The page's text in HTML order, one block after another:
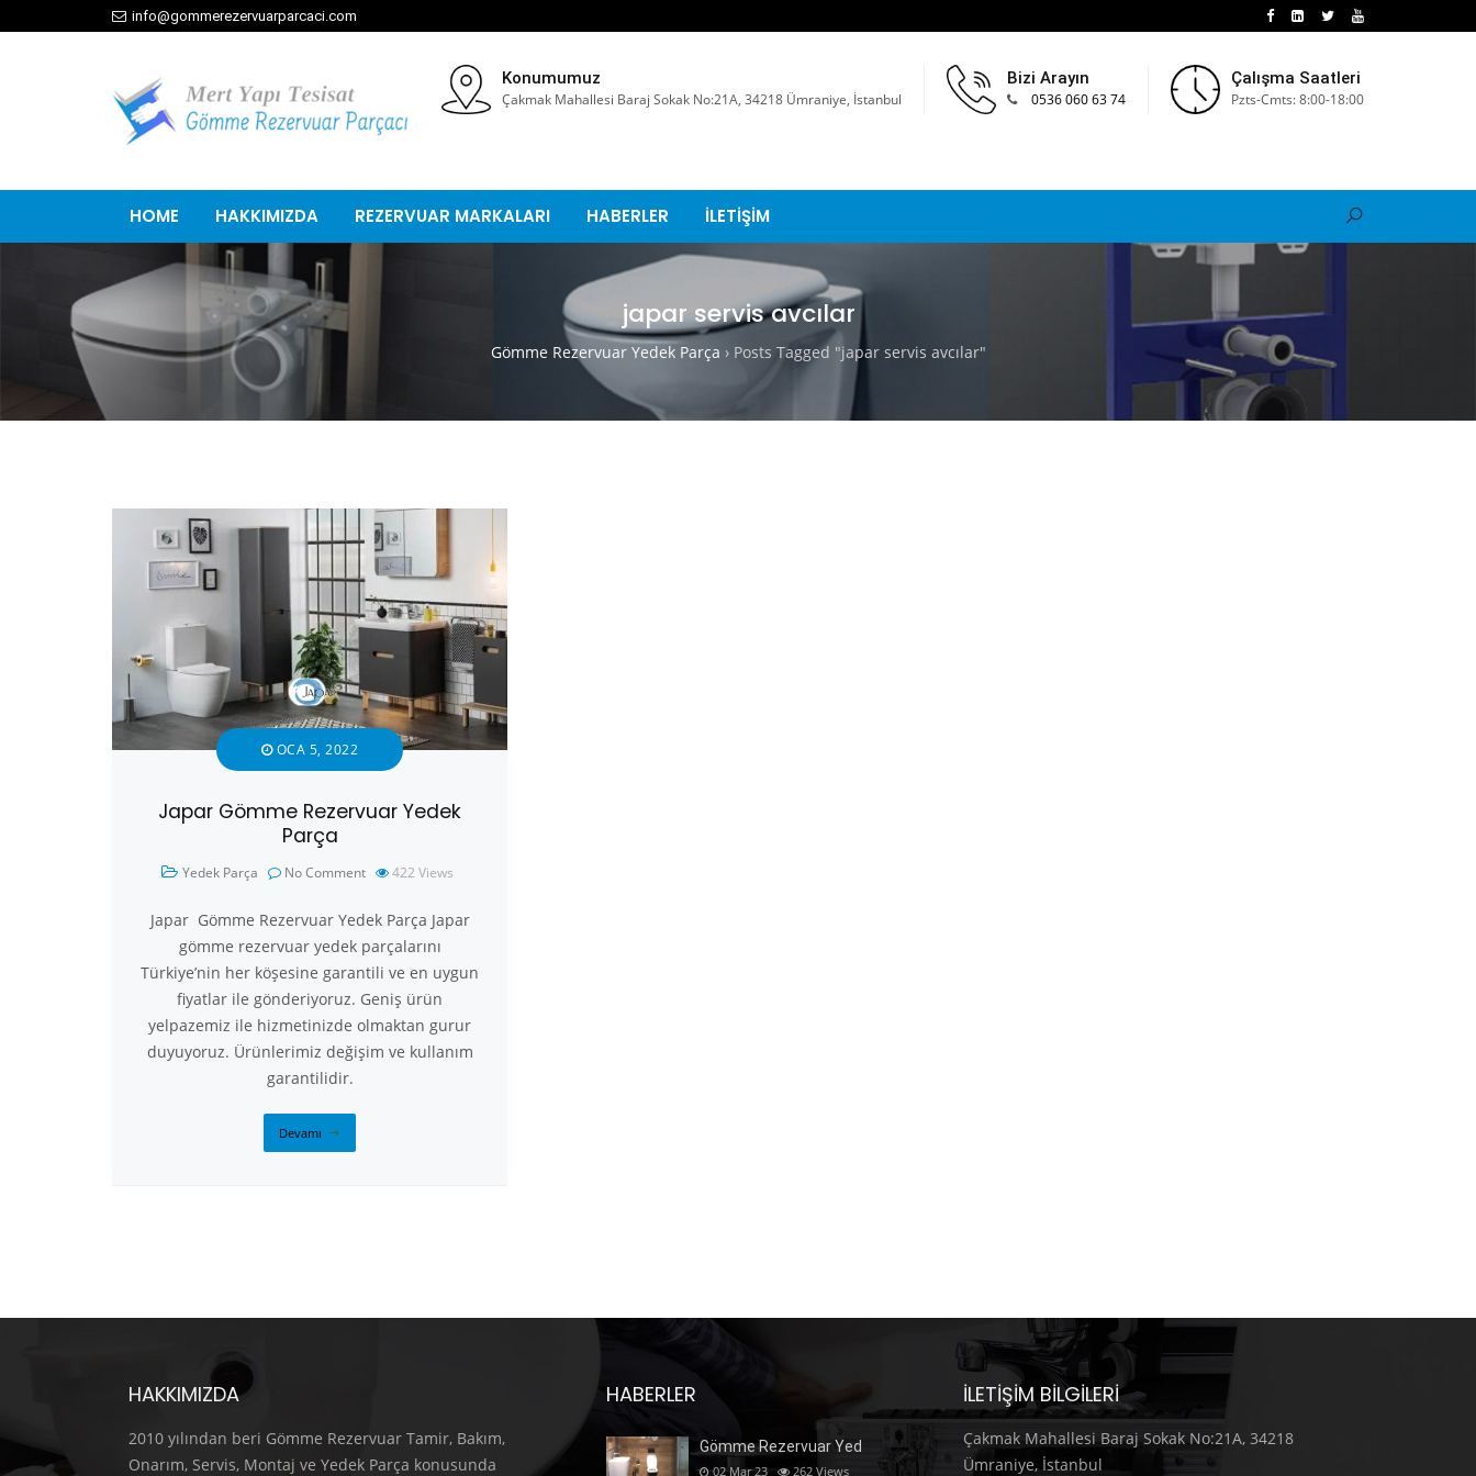
info@gommerezervuarparcaci.com
Konumumuz
Çakmak Mahallesi Baraj Sokak No:21A, 34218 Ümraniye, İstanbul
Bizi Arayın
0536 060 63 74
Çalışma Saatleri
Pzts-Cmts: 8:00-18:00
HOME HAKKIMIZDA REZERVUAR MARKALARI HABERLER İLETİŞİM
japar servis avcılar
Gömme Rezervuar Yedek Parça › Posts Tagged "japar servis avcılar"
OCA 5, 2022
Japar Gömme Rezervuar Yedek
Parça
Yedek Parça No Comment 422 Views
Japar Gömme Rezervuar Yedek Parça Japar
gömme rezervuar yedek parçalarını
Türkiye’nin her köşesine garantili ve en uygun
fiyatlar ile gönderiyoruz. Geniş ürün
yelpazemiz ile hizmetinizde olmaktan gurur
duyuyoruz. Ürünlerimiz değişim ve kullanım
garantilidir.
Devamı
HAKKIMIZDA
2010 yılından beri Gömme Rezervuar Tamir, Bakım,
Onarım, Servis, Montaj ve Yedek Parça konusunda
HABERLER
Gömme Rezervuar Yed
02 Mar 23 262 Views
İLETIŞIM BILGILERI
Çakmak Mahallesi Baraj Sokak No:21A, 34218
Ümraniye, İstanbul